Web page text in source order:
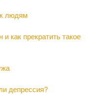
людям
как прекратить такое
депрессия?